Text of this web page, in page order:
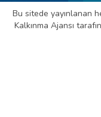
Bu sitede yayınlanan
Kalkınma Ajansı